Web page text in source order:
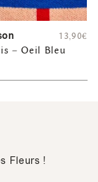
– Oeil Bleu
13,90€
Fleurs !